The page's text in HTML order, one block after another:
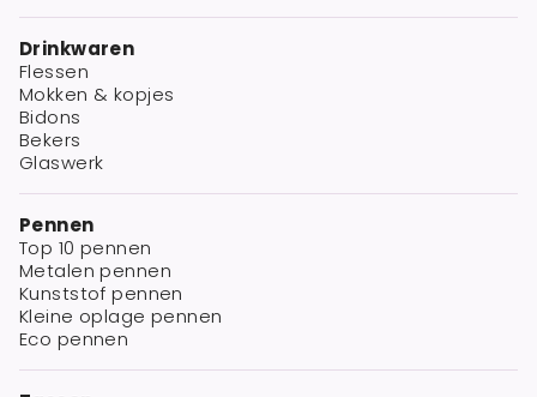
Drinkwaren
Flessen
Mokken & kopjes
Bidons
Bekers
Glaswerk
Pennen
Top 10 pennen
Metalen pennen
Kunststof pennen
Kleine oplage pennen
Eco pennen